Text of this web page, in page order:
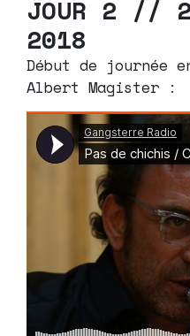
JOUR 2 //
2018
Début de journée
Albert Magister :